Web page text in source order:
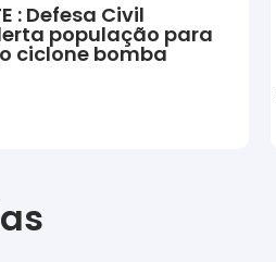
: Defesa Civil
população para
ciclone bomba